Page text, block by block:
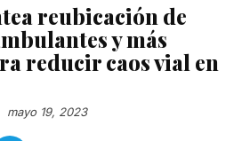
reubicación de
y más
reducir caos vial en
mayo 19, 2023